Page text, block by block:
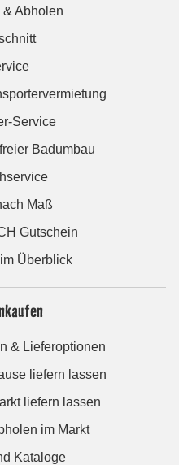
& Abholen
Service
Badumbau
Maß
Gutschein
Überblick
& Lieferoptionen
liefern lassen
liefern lassen
im Markt
Kataloge